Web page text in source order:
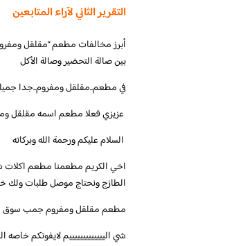
التقرير الثاني لآراء المتابعين
‏أبرز مخالفات مطعم “مقلقل
بين صالة التحضير وصالة الأكل
‏في مطعم..مقلقل ومفروم..جدا
عزيزي فعلا مطعم اسمه مقلقل
اخي الكريم مطعمنا مطعم اكلات
الطازج ونحتاج موصل طلبات ولك
‏مطعم مقلقل ومفروم جمب سوق
شي اليييييييييييييم لايفوتكم خاصه